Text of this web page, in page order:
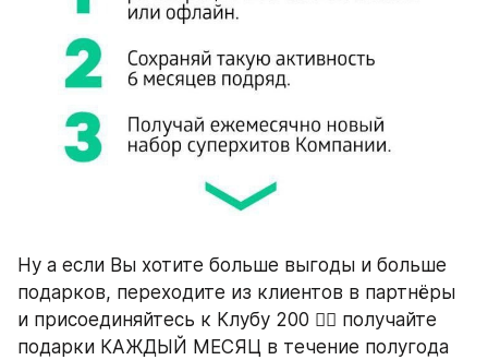
Ну а если Вы хотите больше выгоды и больше
подарков, переходите из клиентов в партнёры
и присоединяйтесь к Клубу 200 👍🏻 получайте
подарки КАЖДЫЙ МЕСЯЦ в течение полугода